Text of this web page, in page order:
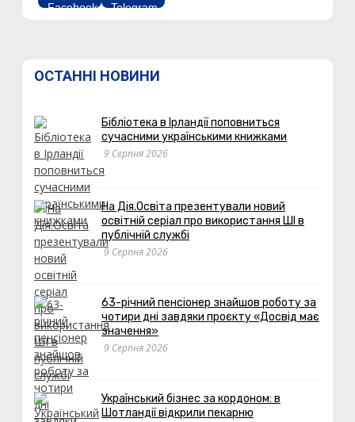
ОСТАННІ НОВИНИ
Бібліотека в Ірландії поповниться
сучасними українськими книжками
9 Серпня 2026
На Дія.Освіта презентували новий
освітній серіал про використання ШІ в
публічній службі
9 Серпня 2026
63-річний пенсіонер знайшов роботу за
чотири дні завдяки проєкту «Досвід має
значення»
9 Серпня 2026
Український бізнес за кордоном: в
Шотландії відкрили пекарню